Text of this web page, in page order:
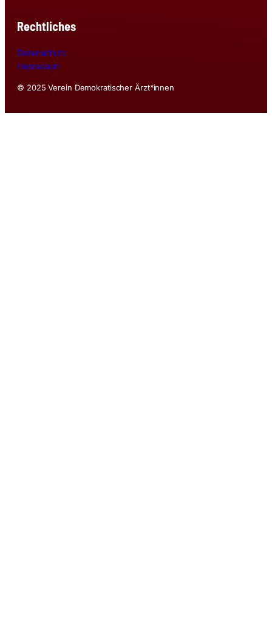
Rechtliches
Datenschutz
Impressum
© 2025 Verein Demokratischer Ärzt*innen